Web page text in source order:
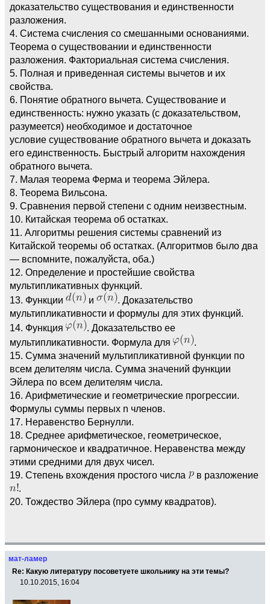
доказательство существования и единственности
разложения.
4. Система счисления со смешанными основаниями.
Теорема о существовании и единственности
разложения. Факториальная система счисления.
5. Полная и приведенная системы вычетов и их
свойства.
6. Понятие обратного вычета. Существование и
единственность: нужно указать (с доказательством,
разумеется) необходимое и достаточное
условие существование обратного вычета и доказать
его единственность. Быстрый алгоритм нахождения
обратного вычета.
7. Малая теорема Ферма и теорема Эйлера.
8. Теорема Вильсона.
9. Сравнения первой степени с одним неизвестным.
10. Китайская теорема об остатках.
11. Алгоритмы решения системы сравнений из
Китайской теоремы об остатках. (Алгоритмов было два
— вспомните, пожалуйста, оба.)
12. Определение и простейшие свойства
мультипликативных функций.
13. Функции
и
. Доказательство
мультипликативности и формулы для этих функций.
14. Функция
. Доказательство ее
мультипликативности. Формула для
.
15. Сумма значений мультипликативной функции по
всем делителям числа. Сумма значений функции
Эйлера по всем делителям числа.
16. Арифметические и геометрические прогрессии.
Формулы суммы первых n членов.
17. Неравенство Бернулли.
18. Среднее арифметическое, геометрическое,
гармоническое и квадратичное. Неравенства между
этими средними для двух чисел.
19. Степень вхождения простого числа
в разложение
.
20. Тождество Эйлера (про сумму квадратов).
мат-ламер
Re: Какую литературу посоветуете школьнику на эти темы?
10.10.2015, 16:04